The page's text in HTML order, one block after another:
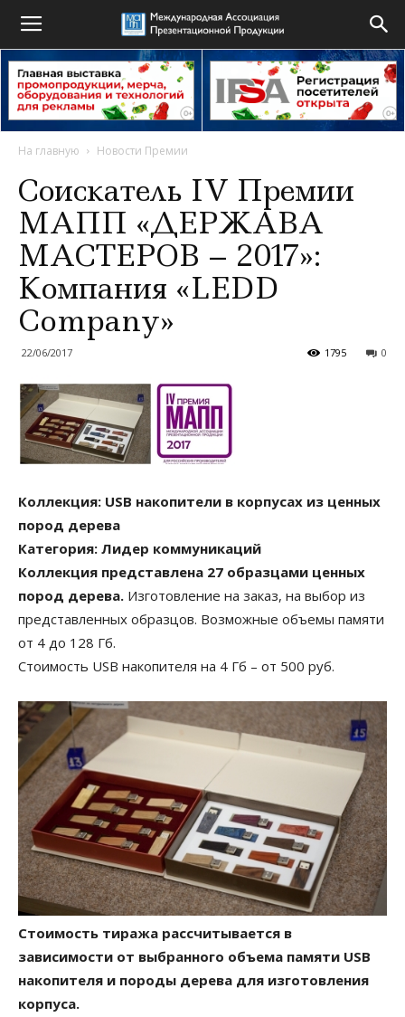
На главную Новости Премии
Соискатель IV Премии
МАПП «ДЕРЖАВА
МАСТЕРОВ – 2017»:
Компания «LEDD
Company»
22/06/2017 0
1795
Коллекция: USB накопители в корпусах из ценных
пород дерева
Категория: Лидер коммуникаций
Коллекция представлена 27 образцами ценных
пород дерева. Изготовление на заказ, на выбор из
представленных образцов. Возможные объемы памяти
от 4 до 128 Гб.
Стоимость USB накопителя на 4 Гб – от 500 руб.
Стоимость тиража рассчитывается в
зависимости от выбранного объема памяти USB
накопителя и породы дерева для изготовления
корпуса.